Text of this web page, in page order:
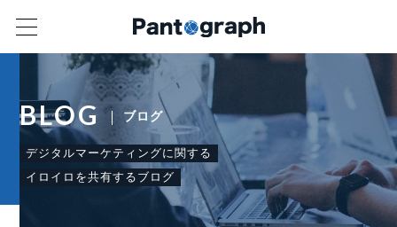
BLOG ブログ
デジタルマーケティングに関する
イロイロを共有するブログ